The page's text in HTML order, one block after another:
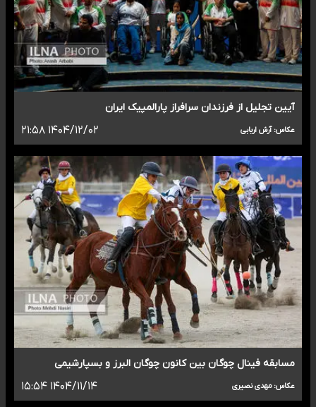
آیین تجلیل از فرزندان سرافراز پارالمپیک ایران
عکاس: آرش اربابی ۱۴۰۴/۱۲/۰۲ ۲۱:۵۸
مسابقه فینال چوگان بین کانون چوگان البرز و بسپارشیمی
عکاس: مهدی نصیری ۱۴۰۴/۱۱/۱۴ ۱۵:۵۴